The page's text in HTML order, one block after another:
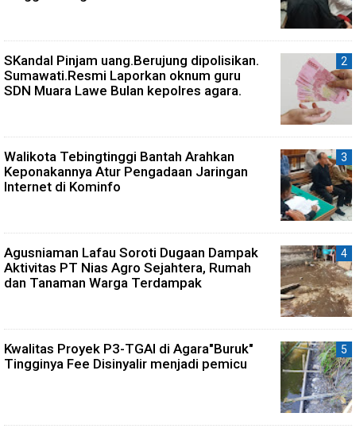
SKandal Pinjam uang.Berujung dipolisikan.
Sumawati.Resmi Laporkan oknum guru
SDN Muara Lawe Bulan kepolres agara.
Walikota Tebingtinggi Bantah Arahkan
Keponakannya Atur Pengadaan Jaringan
Internet di Kominfo
Agusniaman Lafau Soroti Dugaan Dampak
Aktivitas PT Nias Agro Sejahtera, Rumah
dan Tanaman Warga Terdampak
Kwalitas Proyek P3-TGAI di Agara"Buruk"
Tingginya Fee Disinyalir menjadi pemicu